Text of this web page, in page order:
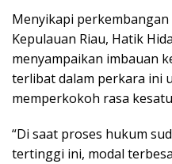
Menyikapi perkembangan
Kepulauan Riau, Hatik
menyampaikan imbauan
terlibat dalam perkara ini
memperkokoh rasa
“Di saat proses hukum
tertinggi ini, modal